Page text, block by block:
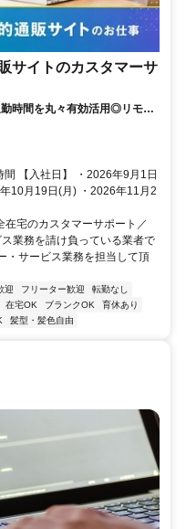
サイトのカスタマーサ
勤時間を丸々有効活用◎リモー
ールス要素一切なし！
【入社日】 ・2026年9月1日
10月19日(月) ・2026年11月2
宅のカスタマーサポート／
業務を請け負っている業者で
・サービス業務を担当して頂
迎 フリーター歓迎
転勤なし
在宅OK ブランクOK
育休あり
髪型・髪色自由